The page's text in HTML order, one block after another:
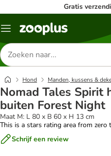
Gratis
Menu
Zoeken
naar
producten
Hond Manden, kussens &
Nomad Tales Spirit
buiten Forest Night
Maat M: L 80 x B 60 x H 13 cm
This is a stars rating area from zero
Schrijf een review